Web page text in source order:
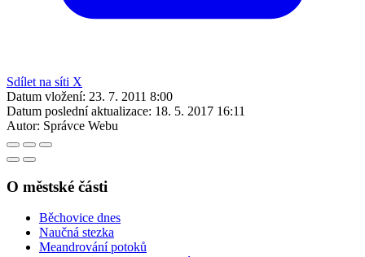
Sdílet na síti X
Datum vložení: 23. 7. 2011 8:00
Datum poslední aktualizace: 18. 5. 2017 16:11
Autor: Správce Webu
O městské části
Běchovice dnes
Naučná stezka
Meandrování potoků